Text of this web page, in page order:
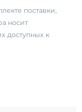
поставки,
носит
доступных к